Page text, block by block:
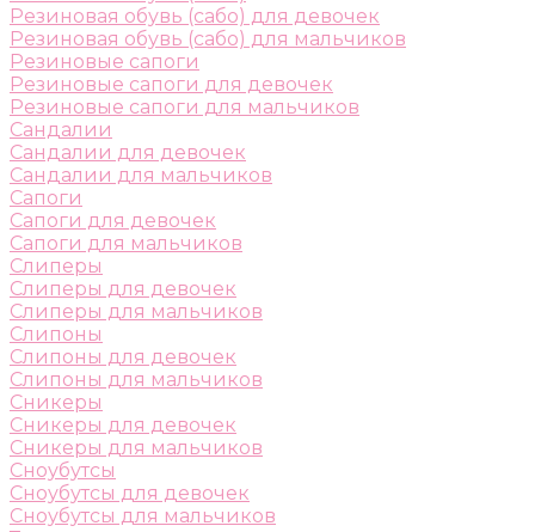
Резиновая обувь (сабо) для девочек
Резиновая обувь (сабо) для мальчиков
Резиновые сапоги
Резиновые сапоги для девочек
Резиновые сапоги для мальчиков
Сандалии
Сандалии для девочек
Сандалии для мальчиков
Сапоги
Сапоги для девочек
Сапоги для мальчиков
Слиперы
Слиперы для девочек
Слиперы для мальчиков
Слипоны
Слипоны для девочек
Слипоны для мальчиков
Сникеры
Сникеры для девочек
Сникеры для мальчиков
Сноубутсы
Сноубутсы для девочек
Сноубутсы для мальчиков